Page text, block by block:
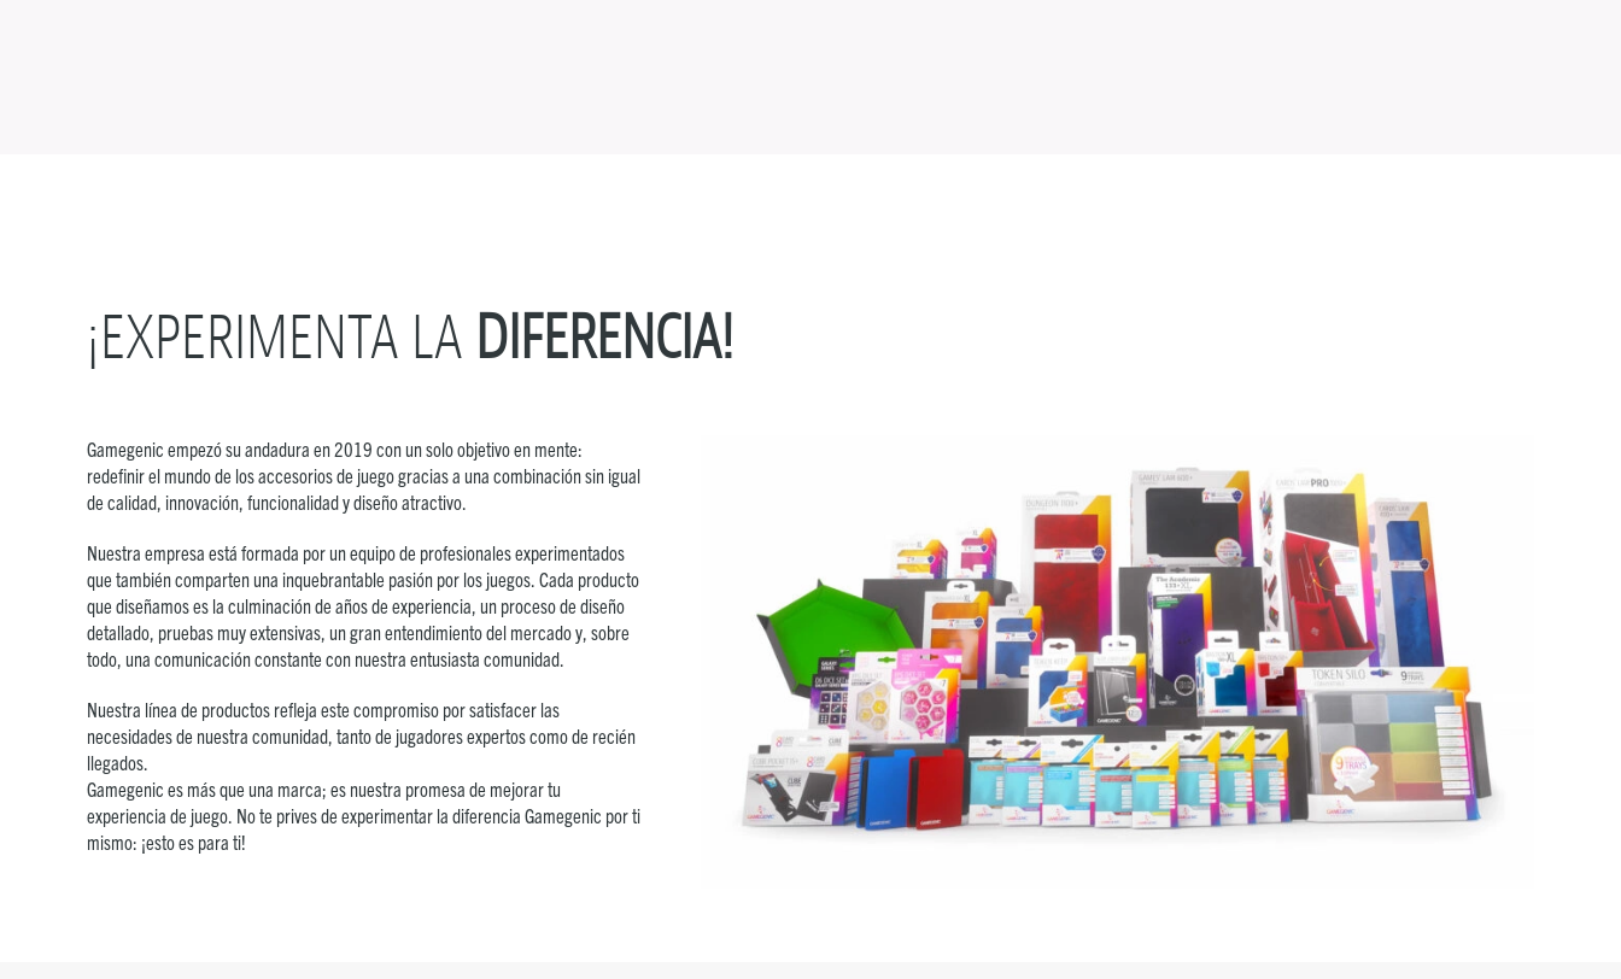
¡EXPERIMENTA LA DIFERENCIA!
Gamegenic empezó su andadura en 2019 con un solo objetivo en mente:
redefinir el mundo de los accesorios de juego gracias a una combinación sin igual
de calidad, innovación, funcionalidad y diseño atractivo.
Nuestra empresa está formada por un equipo de profesionales experimentados
que también comparten una inquebrantable pasión por los juegos. Cada producto
que diseñamos es la culminación de años de experiencia, un proceso de diseño
detallado, pruebas muy extensivas, un gran entendimiento del mercado y, sobre
todo, una comunicación constante con nuestra entusiasta comunidad.
Nuestra línea de productos refleja este compromiso por satisfacer las
necesidades de nuestra comunidad, tanto de jugadores expertos como de recién
llegados.
Gamegenic es más que una marca; es nuestra promesa de mejorar tu
experiencia de juego. No te prives de experimentar la diferencia Gamegenic por ti
mismo: ¡esto es para ti!